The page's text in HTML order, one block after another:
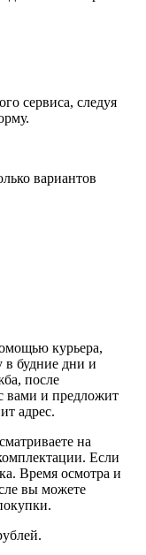
сервиса, следуя
вариантов
курьера,
в будние дни и
после
вами и предложит
адрес.
на
Если
Время осмотра и
вы можете